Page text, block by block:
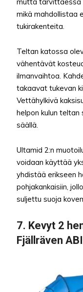
mikä mahdollistaa
tukirakenteita.
Teltan katossa
vähentävät
ilmanvaihtoa.
takaavat tukevan
Vettähylkivä
helpon kulun teltan
säällä.
Ultamid 2:n
voidaan käyttää
yhdistää erikseen
pohjakankaisiin,
suljettu suoja
7. Kevyt 2
Fjällräven